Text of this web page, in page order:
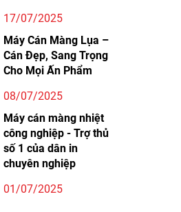
17/07/2025
Máy Cán Màng Lụa –
Cán Đẹp, Sang Trọng
Cho Mọi Ấn Phẩm
08/07/2025
Máy cán màng nhiệt
công nghiệp - Trợ thủ
số 1 của dân in
chuyên nghiệp
01/07/2025